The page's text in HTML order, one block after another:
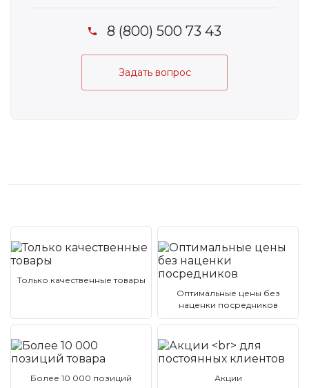
8 (800) 500 73 43
Задать вопрос
Только качественные товары
Оптимальные цены без
наценки посредников
Более 10 000 позиций
Акции